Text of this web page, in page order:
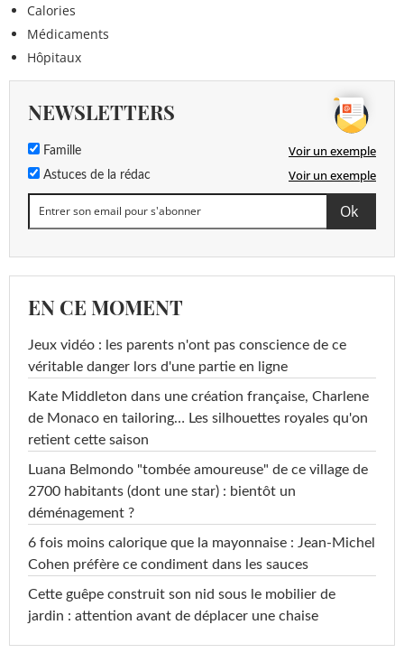
Calories
Médicaments
Hôpitaux
NEWSLETTERS
Famille Voir un exemple
Astuces de la rédac Voir un exemple
EN CE MOMENT
Jeux vidéo : les parents n'ont pas conscience de ce
véritable danger lors d'une partie en ligne
Kate Middleton dans une création française, Charlene
de Monaco en tailoring… Les silhouettes royales qu'on
retient cette saison
Luana Belmondo "tombée amoureuse" de ce village de
2700 habitants (dont une star) : bientôt un
déménagement ?
6 fois moins calorique que la mayonnaise : Jean-Michel
Cohen préfère ce condiment dans les sauces
Cette guêpe construit son nid sous le mobilier de
jardin : attention avant de déplacer une chaise